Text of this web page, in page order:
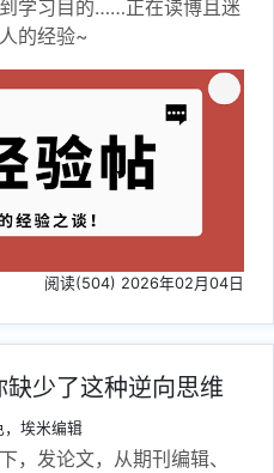
学习目的……正在读博且迷
的经验~
阅读(504) 2026年02月04日
少了这种逆向思维
，埃米编辑
，发论文，从期刊编辑、